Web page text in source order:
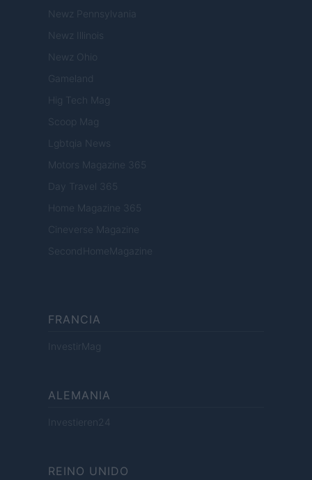
Newz Pennsylvania
Newz Illinois
Newz Ohio
Gameland
Hig Tech Mag
Scoop Mag
Lgbtqia News
Motors Magazine 365
Day Travel 365
Home Magazine 365
Cineverse Magazine
SecondHomeMagazine
FRANCIA
InvestirMag
ALEMANIA
Investieren24
REINO UNIDO